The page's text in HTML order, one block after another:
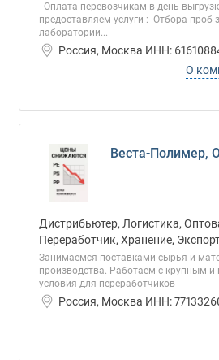
- Оплата перевозчикам в день
предоставляем услуги : -Отбора проб
лаборатории...
Россия, Москва ИНН:
О
Веста-Полимер,
Дистрибьютер, Логистика,
Переработчик, Хранение,
Занимаемся поставками сырья и
производства. Работаем с крупным
условия для переработчиков
Россия, Москва ИНН: